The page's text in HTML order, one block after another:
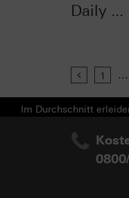
Daily ...
Previous
1 ...
Im Durchschnitt